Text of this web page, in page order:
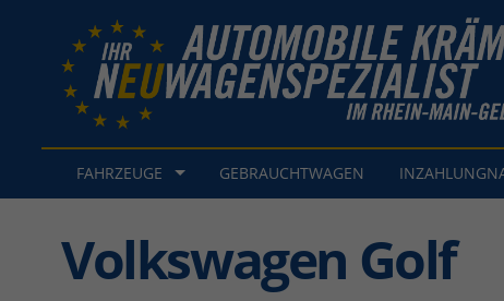
FAHRZEUGE GEBRAUCHTWAGEN
Volkswagen Golf